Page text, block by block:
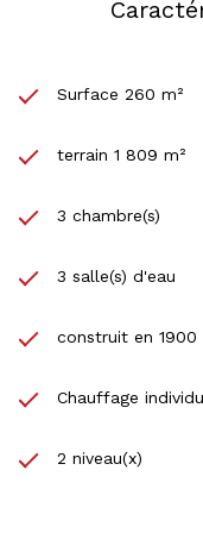
Surface 260 m²
terrain 1 809 m²
3 chambre(s)
3 salle(s) d'eau
construit en 1900
Chauffage
2 niveau(x)